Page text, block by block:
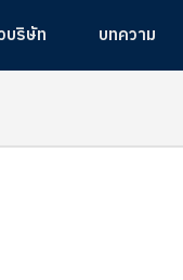
บริษัท บทความ